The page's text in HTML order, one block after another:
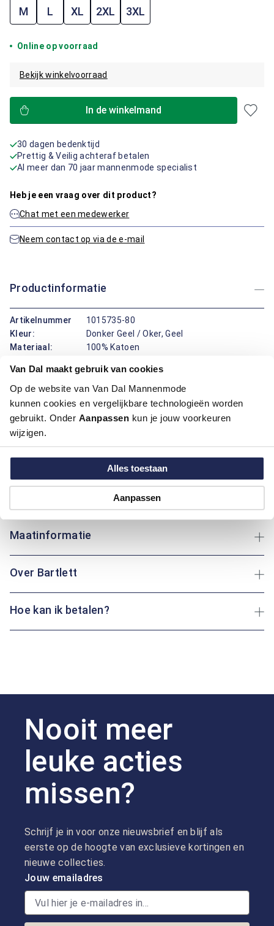
Van Dal maakt gebruik van cookies
Op de website van Van Dal Mannenmode
kunnen cookies en vergelijkbare technologieën worden
gebruikt. Onder Aanpassen kun je jouw voorkeuren
wijzigen.
Alles toestaan
Aanpassen
M L XL 2XL 3XL
Online op voorraad
Bekijk winkelvoorraad
In de winkelmand
30 dagen bedenktijd
Prettig & Veilig achteraf betalen
Al meer dan 70 jaar mannenmode specialist
Heb je een vraag over dit product?
Chat met een medewerker
Neem contact op via de e-mail
Productinformatie
Artikelnummer
1015735-80
Kleur:
Donker Geel / Oker, Geel
Materiaal:
100% Katoen
Deze regular fit trui van Bartlett combineert tijdloze klasse
met draaggemak. Gemaakt van 100% katoen voelt de trui
zacht en ademend aan, ideaal voor dagelijks gebruik. Het
ruitmotief geeft het geheel een stijlvolle uitstraling, terwijl de
klassieke boord met ritssluiting zorgt voor een praktische en
verzorgde afwerking. Verkrijgbaar in de kleuren blauw, geel en
groen sluit deze trui perfect aan bij uiteenlopende stijlen.
Draag ‘m over een overhemd of onder een jas – met deze trui
Maatinformatie
Over Bartlett
Hoe kan ik betalen?
Nooit meer
leuke acties
missen?
Schrijf je in voor onze nieuwsbrief en blijf als
eerste op de hoogte van exclusieve kortingen en
nieuwe collecties.
Jouw emailadres